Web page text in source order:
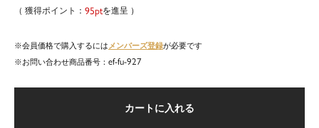
95 を進呈
会員価格で購入するには メンバーズ登録が必要です
商品番号
ef-fu-927
カートに入れる